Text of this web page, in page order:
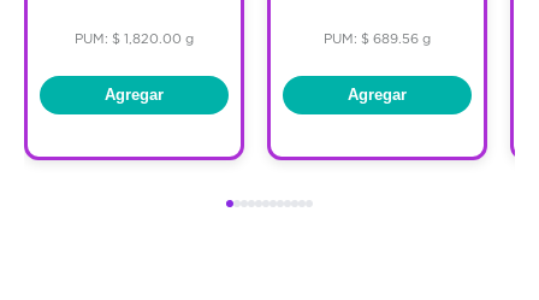
PUM: $ 1,820.00 g
Agregar
PUM: $ 689.56 g
Agregar